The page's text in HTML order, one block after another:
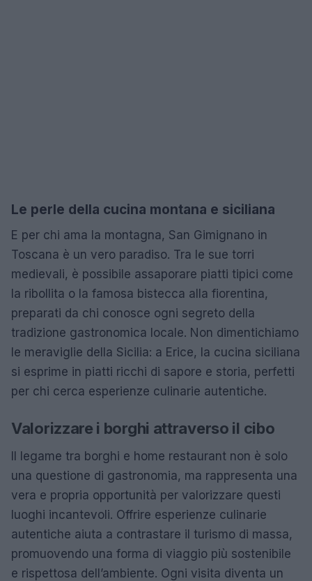
Le perle della cucina montana e siciliana
E per chi ama la montagna, San Gimignano in
Toscana è un vero paradiso. Tra le sue torri
medievali, è possibile assaporare piatti tipici come
la ribollita o la famosa bistecca alla fiorentina,
preparati da chi conosce ogni segreto della
tradizione gastronomica locale. Non dimentichiamo
le meraviglie della Sicilia: a Erice, la cucina siciliana
si esprime in piatti ricchi di sapore e storia, perfetti
per chi cerca esperienze culinarie autentiche.
Valorizzare i borghi attraverso il cibo
Il legame tra borghi e home restaurant non è solo
una questione di gastronomia, ma rappresenta una
vera e propria opportunità per valorizzare questi
luoghi incantevoli. Offrire esperienze culinarie
autentiche aiuta a contrastare il turismo di massa,
promuovendo una forma di viaggio più sostenibile
e rispettosa dell’ambiente. Ogni visita diventa un